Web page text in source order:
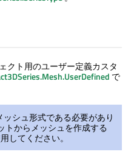
クト用のユーザー定義カスタ
で
ッシュ形式である必要があり
トからメッシュを作成する
してください。